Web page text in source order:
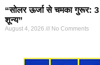
“सोलर ऊर्जा से चमका गुरूर:
शून्य”
August 4, 2026 No Comments